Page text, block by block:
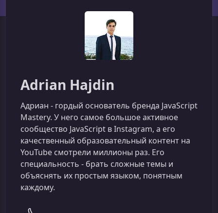
Adrian Hajdin
Адриан - гордый основатель бренда JavaScript
Mastery. У него самое большое активное
сообщество JavaScript в Instagram, а его
качественный образовательный контент на
YouTube смотрели миллионы раз. Его
специальность - брать сложные темы и
объяснять их простым языком, понятным
каждому.